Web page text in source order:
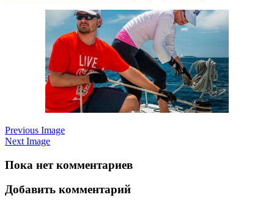
Previous Image
Next Image
Пока нет комментариев
Добавить комментарий